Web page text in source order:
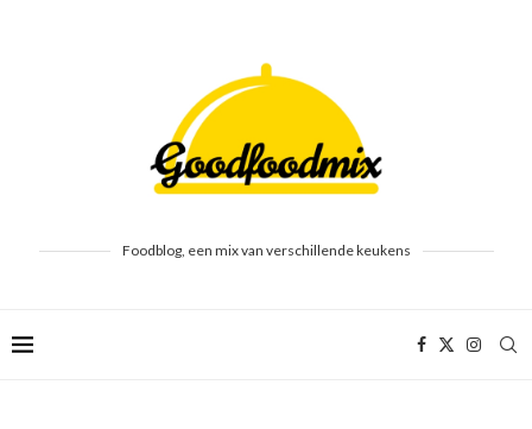
Foodblog, een mix van verschillende keukens